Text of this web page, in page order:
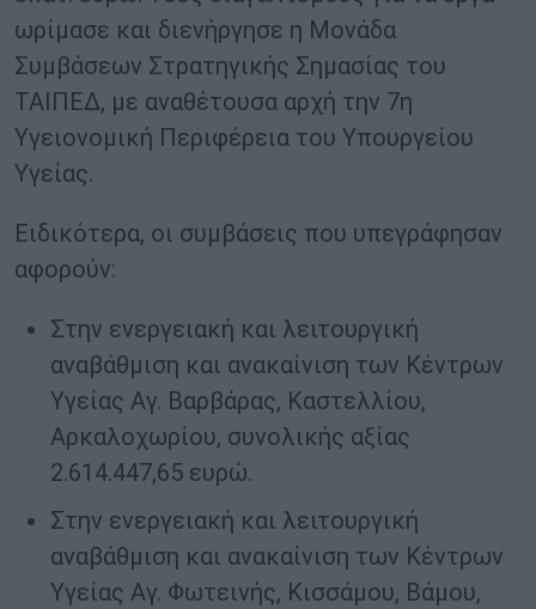
ωρίμασε και διενήργησε η Μονάδα
Συμβάσεων Στρατηγικής Σημασίας του
ΤΑΙΠΕΔ, με αναθέτουσα αρχή την 7η
Υγειονομική Περιφέρεια του Υπουργείου
Υγείας.
Ειδικότερα, οι συμβάσεις που υπεγράφησαν
αφορούν:
Στην ενεργειακή και λειτουργική
αναβάθμιση και ανακαίνιση των Κέντρων
Υγείας Αγ. Βαρβάρας, Καστελλίου,
Αρκαλοχωρίου, συνολικής αξίας
2.614.447,65 ευρώ.
Στην ενεργειακή και λειτουργική
αναβάθμιση και ανακαίνιση των Κέντρων
Υγείας Αγ. Φωτεινής, Κισσάμου, Βάμου,